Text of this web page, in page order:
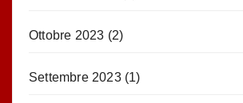
Ottobre 2023 (2)
Settembre 2023(1)